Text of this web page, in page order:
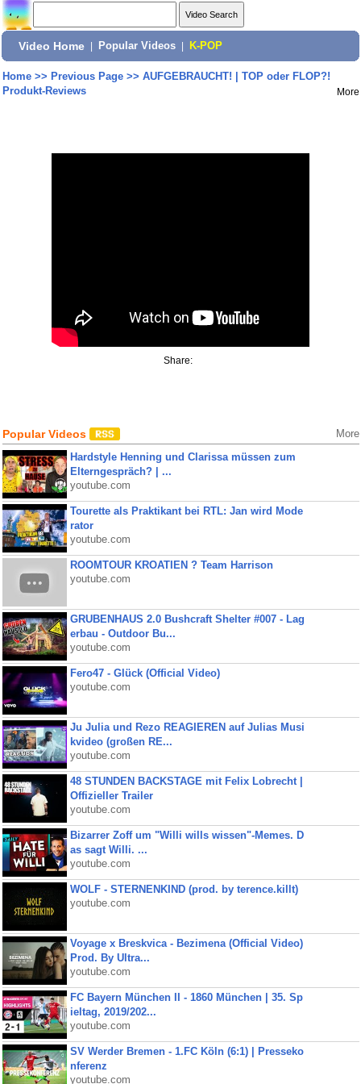
Video Home Popular Videos K-POP
Home>> Previous Page>> AUFGEBRAUCHT! | TOP oder FLOP?!
Produkt-Reviews
More
Share:
Popular Videos More
Hardstyle Henning und Clarissa müssen zum
Elterngespräch? | ...
youtube.com
Tourette als Praktikant bei RTL: Jan wird Mode
rator
youtube.com
ROOMTOUR KROATIEN ? Team Harrison
youtube.com
GRUBENHAUS 2.0 Bushcraft Shelter #007 - Lag
erbau - Outdoor Bu...
youtube.com
Fero47 - Glück (Official Video)
youtube.com
Ju Julia und Rezo REAGIEREN auf Julias Musi
kvideo (großen RE...
youtube.com
48 STUNDEN BACKSTAGE mit Felix Lobrecht |
Offizieller Trailer
youtube.com
Bizarrer Zoff um "Willi wills wissen"-Memes. D
as sagt Willi. ...
youtube.com
WOLF - STERNENKIND (prod. by terence.killt)
youtube.com
Voyage x Breskvica - Bezimena (Official Video)
Prod. By Ultra...
youtube.com
FC Bayern München II - 1860 München | 35. Sp
ieltag, 2019/202...
youtube.com
SV Werder Bremen - 1.FC Köln (6:1) | Presseko
nferenz
youtube.com